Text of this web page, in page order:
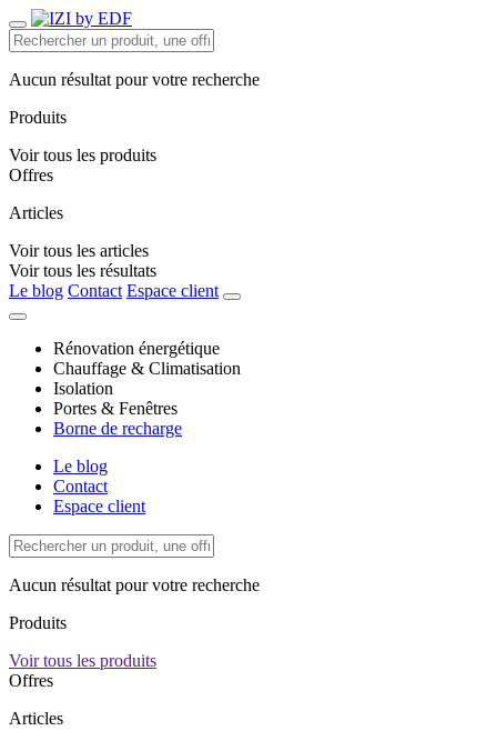
Aucun résultat pour votre recherche
Produits
Voir tous les produits
Offres
Articles
Voir tous les articles
Voir tous les résultats
Le blog Contact Espace client
Rénovation énergétique
Chauffage & Climatisation
Isolation
Portes & Fenêtres
Borne de recharge
Le blog
Contact
Espace client
Aucun résultat pour votre recherche
Produits
Voir tous les produits
Offres
Articles